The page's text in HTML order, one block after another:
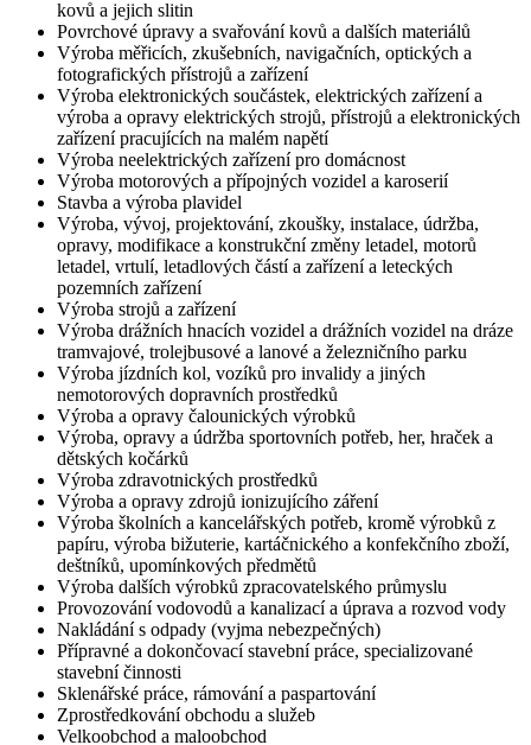
kovů a jejich slitin
Povrchové úpravy a svařování kovů a dalších materiálů
Výroba měřicích, zkušebních, navigačních, optických a
fotografických přístrojů a zařízení
Výroba elektronických součástek, elektrických zařízení a
výroba a opravy elektrických strojů, přístrojů a elektronických
zařízení pracujících na malém napětí
Výroba neelektrických zařízení pro domácnost
Výroba motorových a přípojných vozidel a karoserií
Stavba a výroba plavidel
Výroba, vývoj, projektování, zkoušky, instalace, údržba,
opravy, modifikace a konstrukční změny letadel, motorů
letadel, vrtulí, letadlových částí a zařízení a leteckých
pozemních zařízení
Výroba strojů a zařízení
Výroba drážních hnacích vozidel a drážních vozidel na dráze
tramvajové, trolejbusové a lanové a železničního parku
Výroba jízdních kol, vozíků pro invalidy a jiných
nemotorových dopravních prostředků
Výroba a opravy čalounických výrobků
Výroba, opravy a údržba sportovních potřeb, her, hraček a
dětských kočárků
Výroba zdravotnických prostředků
Výroba a opravy zdrojů ionizujícího záření
Výroba školních a kancelářských potřeb, kromě výrobků z
papíru, výroba bižuterie, kartáčnického a konfekčního zboží,
deštníků, upomínkových předmětů
Výroba dalších výrobků zpracovatelského průmyslu
Provozování vodovodů a kanalizací a úprava a rozvod vody
Nakládání s odpady (vyjma nebezpečných)
Přípravné a dokončovací stavební práce, specializované
stavební činnosti
Sklenářské práce, rámování a paspartování
Zprostředkování obchodu a služeb
Velkoobchod a maloobchod